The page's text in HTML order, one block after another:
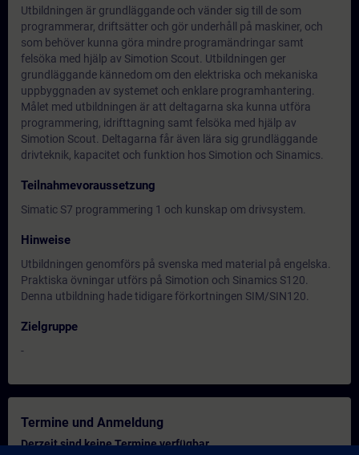
Utbildningen är grundläggande och vänder sig till de som
programmerar, driftsätter och gör underhåll på maskiner, och
som behöver kunna göra mindre programändringar samt
felsöka med hjälp av Simotion Scout. Utbildningen ger
grundläggande kännedom om den elektriska och mekaniska
uppbyggnaden av systemet och enklare programhantering.
Målet med utbildningen är att deltagarna ska kunna utföra
programmering, idrifttagning samt felsöka med hjälp av
Simotion Scout. Deltagarna får även lära sig grundläggande
drivteknik, kapacitet och funktion hos Simotion och Sinamics.
Teilnahmevoraussetzung
Simatic S7 programmering 1 och kunskap om drivsystem.
Hinweise
Utbildningen genomförs på svenska med material på engelska.
Praktiska övningar utförs på Simotion och Sinamics S120.
Denna utbildning hade tidigare förkortningen SIM/SIN120.
Zielgruppe
-
Termine und Anmeldung
Derzeit sind keine Termine verfügbar